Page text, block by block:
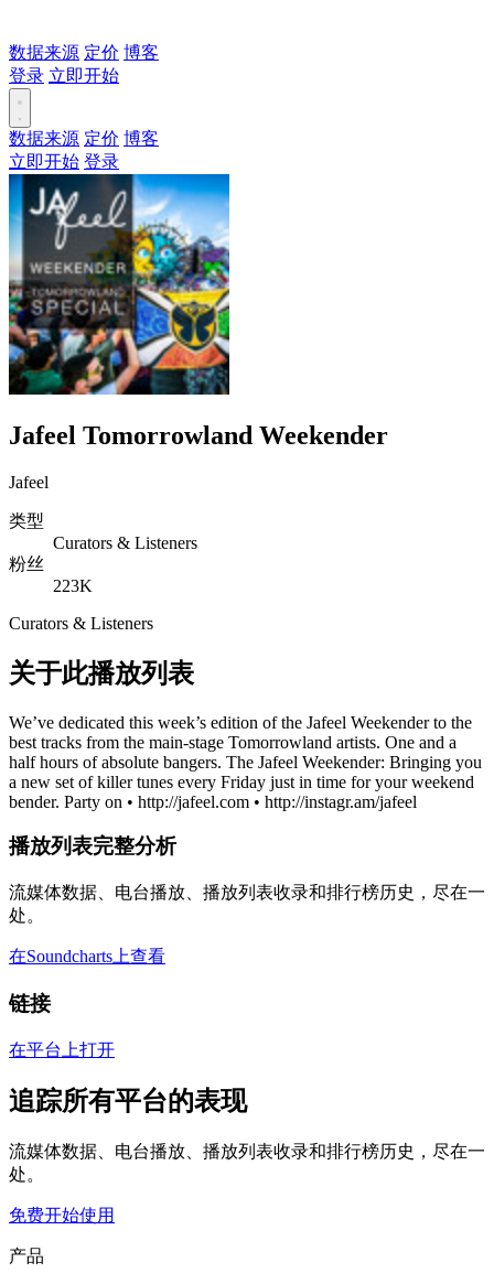
数据来源 定价 博客
登录 立即开始
数据来源 定价 博客
立即开始 登录
Jafeel Tomorrowland Weekender
Jafeel
类型
Curators & Listeners
粉丝
223K
Curators & Listeners
关于此播放列表
We’ve dedicated this week’s edition of the Jafeel Weekender to the
best tracks from the main-stage Tomorrowland artists. One and a
half hours of absolute bangers. The Jafeel Weekender: Bringing you
a new set of killer tunes every Friday just in time for your weekend
bender. Party on • http://jafeel.com • http://instagr.am/jafeel
播放列表完整分析
流媒体数据、电台播放、播放列表收录和排行榜历史，尽在一
处。
在Soundcharts上查看
链接
在平台上打开
追踪所有平台的表现
流媒体数据、电台播放、播放列表收录和排行榜历史，尽在一
处。
免费开始使用
产品